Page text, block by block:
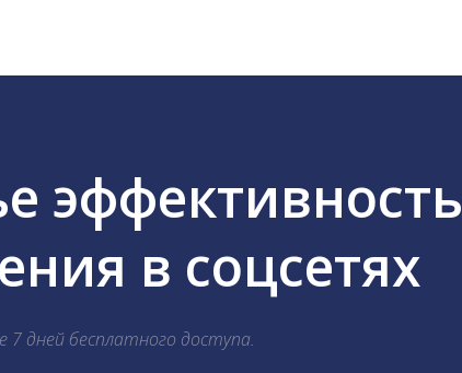
эффективность
в соцсетях
7 дней бесплатного доступа.